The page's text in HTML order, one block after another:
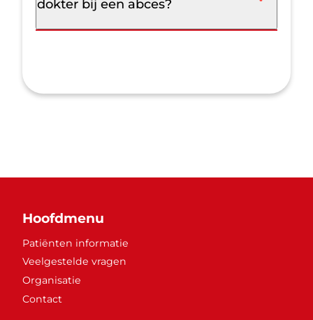
dokter bij een abces?
Hoofdmenu
Patiënten informatie
Veelgestelde vragen
Organisatie
Contact